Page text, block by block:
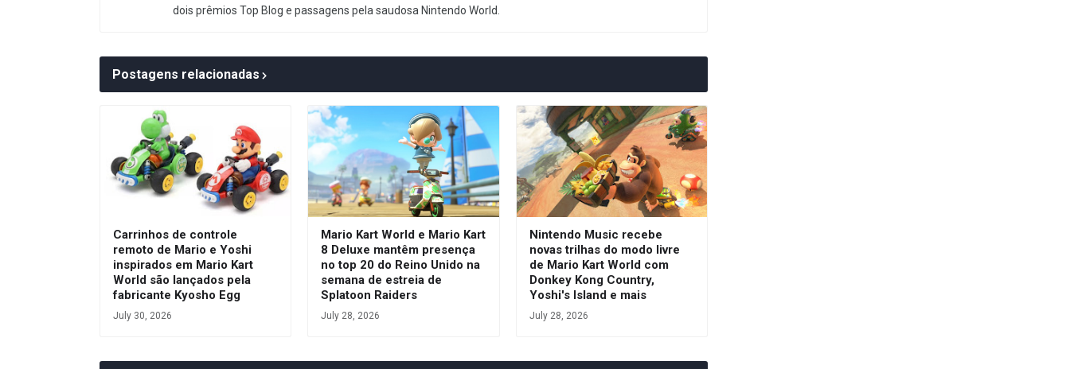
dois prêmios Top Blog e passagens pela saudosa Nintendo World.
Postagens relacionadas
Carrinhos de controle
remoto de Mario e Yoshi
inspirados em Mario Kart
World são lançados pela
fabricante Kyosho Egg
July 30, 2026
Mario Kart World e Mario Kart
8 Deluxe mantêm presença
no top 20 do Reino Unido na
semana de estreia de
Splatoon Raiders
July 28, 2026
Nintendo Music recebe
novas trilhas do modo livre
de Mario Kart World com
Donkey Kong Country,
Yoshi's Island e mais
July 28, 2026